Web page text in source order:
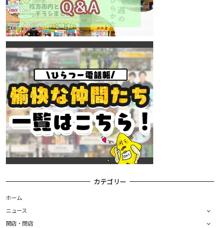
カテゴリー
ホーム
ニュース
開店・閉店